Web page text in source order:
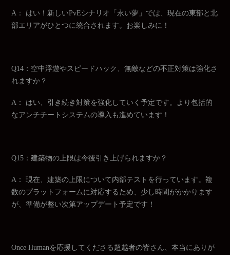
A： はい！新しいPvEシナリオ「永い夢」では、現在の東部と北
部エリアがひとつに統合されます。お楽しみに！
Q14：空中浮遊やスピードハック、無敵などの不正対策は強化さ
れますか？
A： はい、引き続き対策を強化していく予定です。より包括的
なアンチチートシステムの導入も進めています！
Q15：建築物の上限は今後引き上げられますか？
A： 現在、建築の上限について内部テストを行っています。複
数のプラットフォームに対応するため、少し時間がかかります
が、準備が整い次第アップデート予定です！
Once Humanを応援してくださる超越者の皆さん、本当にありが